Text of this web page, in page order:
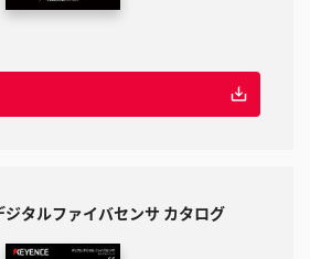
ジタルファイバセンサ カタログ